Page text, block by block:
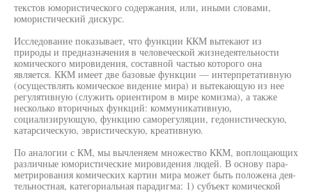
текстов юмористического содержания, или, иными словами,
юмористический дискурс.
Исследование показывает, что функции ККМ вытекают из
природы и предназначения в человеческой жизнедеятельности
комического мировидения, составной частью которого она
является. ККМ имеет две базовые функции — интерпретативную
(осуществлять комическое видение мира) и вытекающую из нее
регулятивную (служить ориентиром в мире комизма), а также
несколько вторичных функций: коммуникативную,
социализирующую, функцию саморегуляции, гедонистическую,
катарсическую, эвристическую, креативную.
По аналогии с КМ, мы вычленяем множество ККМ, воплощающих
различные юмористические мировидения людей. В основу пара-
метрирования комических картин мира может быть положена дея-
тельностная, категориальная парадигма: 1) субъект комической